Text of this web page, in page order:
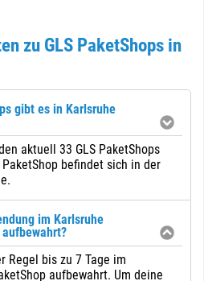
zu GLS PaketShops in
gibt es in Karlsruhe
aktuell 33 GLS PaketShops
befindet sich in der
im Karlsruhe
Regel bis zu 7 Tage im
aufbewahrt. Um deine